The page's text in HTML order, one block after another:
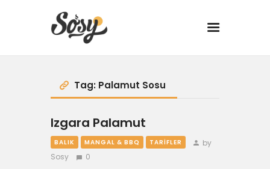
TARİFLER
MANGAL
YANCI
Tag: Palamut Sosu
Izgara Palamut
BALIK MANGAL & BBQ TARIFLER
by
Sosy
0